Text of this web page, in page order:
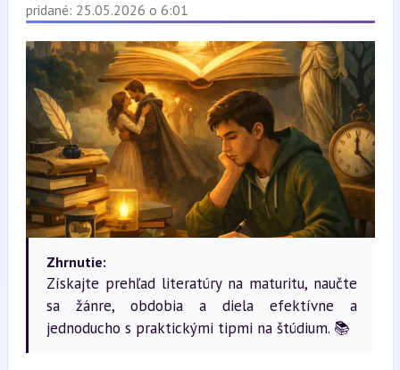
pridané: 25.05.2026 o 6:01
Zhrnutie:
Získajte prehľad literatúry na maturitu, naučte
sa žánre, obdobia a diela efektívne a
jednoducho s praktickými tipmi na štúdium. 📚